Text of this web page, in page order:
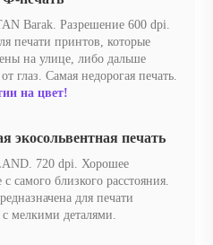
Barak. Разрешение 600 dpi.
печати принтов, которые
на улице, либо дальше
глаз. Самая недорогая печать.
на цвет!
экосольвентная печать
720 dpi. Хорошее
с самого близкого расстояния.
для печати
мелкими деталями.